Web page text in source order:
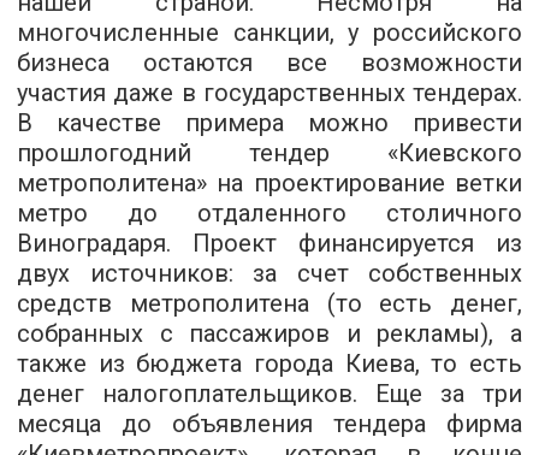
многочисленные санкции, у российского
бизнеса остаются все возможности
участия даже в государственных тендерах.
В качестве примера можно привести
прошлогодний тендер «Киевского
метрополитена» на проектирование ветки
метро до отдаленного столичного
Виноградаря. Проект финансируется из
двух источников: за счет собственных
средств метрополитена (то есть денег,
собранных с пассажиров и рекламы), а
также из бюджета города Киева, то есть
денег налогоплательщиков. Еще за три
месяца до объявления тендера фирма